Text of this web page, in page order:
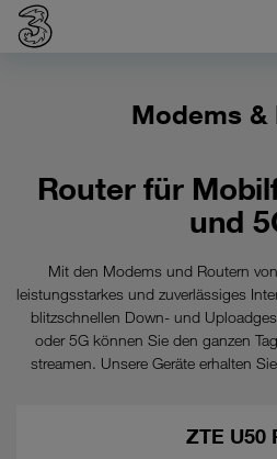
Modems &
Router für
und
Mit den Modems und Routern
leistungsstarkes und zuverlässiges
blitzschnellen Down- und
oder 5G können Sie den ganzen
streamen. Unsere Geräte erhalten
ZTE U50